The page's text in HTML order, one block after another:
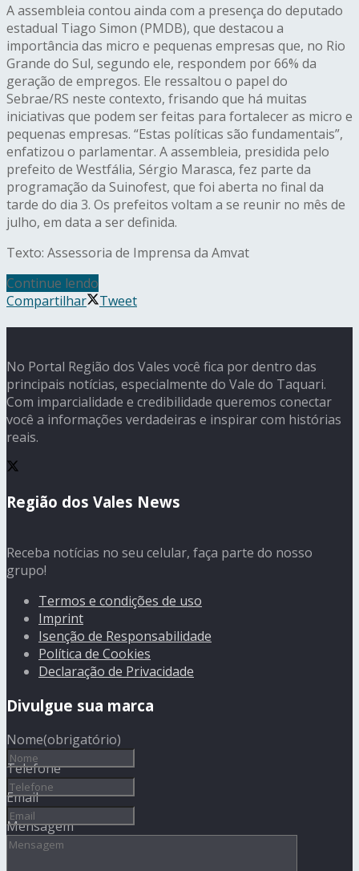
A assembleia contou ainda com a presença do deputado
estadual Tiago Simon (PMDB), que destacou a
importância das micro e pequenas empresas que, no Rio
Grande do Sul, segundo ele, respondem por 66% da
geração de empregos. Ele ressaltou o papel do
Sebrae/RS neste contexto, frisando que há muitas
iniciativas que podem ser feitas para fortalecer as micro e
pequenas empresas. “Estas políticas são fundamentais”,
enfatizou o parlamentar. A assembleia, presidida pelo
prefeito de Westfália, Sérgio Marasca, fez parte da
programação da Suinofest, que foi aberta no final da
tarde do dia 3. Os prefeitos voltam a se reunir no mês de
julho, em data a ser definida.
Texto: Assessoria de Imprensa da Amvat
Continue lendo
Compartilhar
Tweet
No Portal Região dos Vales você fica por dentro das
principais notícias, especialmente do Vale do Taquari.
Com imparcialidade e credibilidade queremos conectar
você a informações verdadeiras e inspirar com histórias
reais.
Região dos Vales News
Receba notícias no seu celular, faça parte do nosso
grupo!
Termos e condições de uso
Imprint
Isenção de Responsabilidade
Política de Cookies
Declaração de Privacidade
Divulgue sua marca
Nome(obrigatório)
Telefone
Email
Mensagem